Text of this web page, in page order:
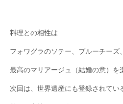
料理との相性は
フォワグラのソテー、ブルーチーズ
最高のマリアージュ（結婚の意）を
次回は、世界遺産にも登録されてい